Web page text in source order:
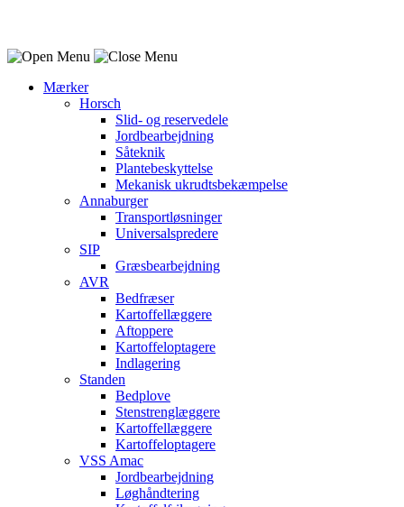
Mærker
Horsch
Slid- og reservedele
Jordbearbejdning
Såteknik
Plantebeskyttelse
Mekanisk ukrudtsbekæmpelse
Annaburger
Transportløsninger
Universalspredere
SIP
Græsbearbejdning
AVR
Bedfræser
Kartoffellæggere
Aftoppere
Kartoffeloptagere
Indlagering
Standen
Bedplove
Stenstrenglæggere
Kartoffellæggere
Kartoffeloptagere
VSS Amac
Jordbearbejdning
Løghåndtering